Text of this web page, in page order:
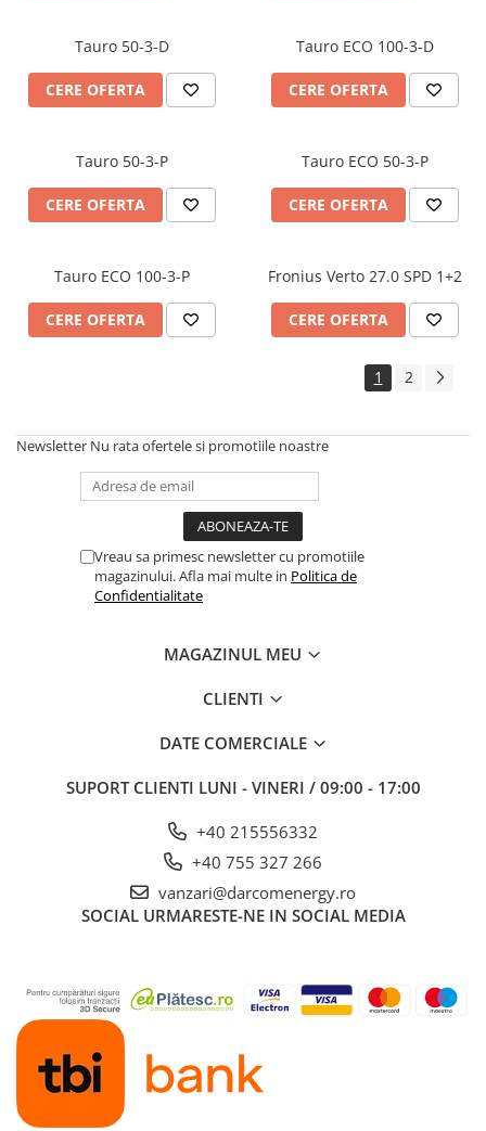
Tauro 50-3-D
CERE OFERTA
Tauro ECO 100-3-D
CERE OFERTA
Tauro 50-3-P
CERE OFERTA
Tauro ECO 50-3-P
CERE OFERTA
Tauro ECO 100-3-P
CERE OFERTA
Fronius Verto 27.0 SPD 1+2
CERE OFERTA
1 2
Newsletter Nu rata ofertele si promotiile noastre
Vreau sa primesc newsletter cu promotiile
magazinului. Afla mai multe in Politica de
Confidentialitate
MAGAZINUL MEU
CLIENTI
DATE COMERCIALE
SUPORT CLIENTI LUNI - VINERI / 09:00 - 17:00
+40 215556332
+40 755 327 266
vanzari@darcomenergy.ro
SOCIAL URMARESTE-NE IN SOCIAL MEDIA